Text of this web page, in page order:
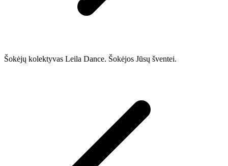
Šokėjų kolektyvas Leila Dance. Šokėjos Jūsų šventei.